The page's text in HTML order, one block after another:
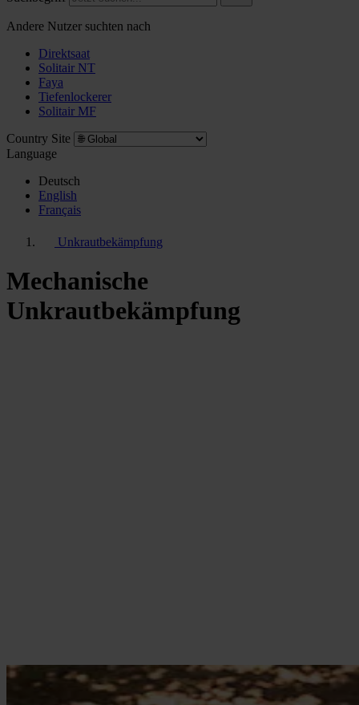
Andere Nutzer suchten nach
Direktsaat
Solitair NT
Faya
Tiefenlockerer
Solitair MF
Country Site
Language
Deutsch
English
Français
Unkrautbekämpfung
Mechanische
Unkrautbekämpfung